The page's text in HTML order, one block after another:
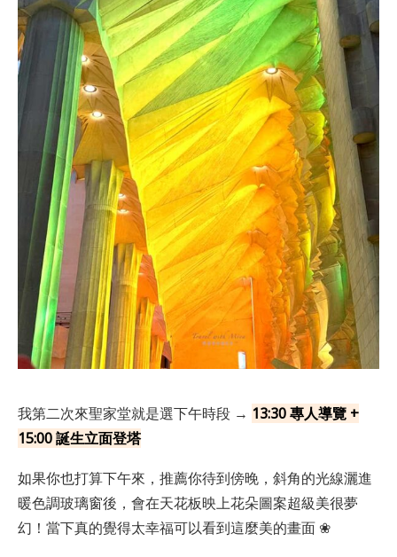
我第二次來聖家堂就是選下午時段 → 13:30 專人導覽 +
15:00 誕生立面登塔
如果你也打算下午來，推薦你待到傍晚，斜角的光線灑進
暖色調玻璃窗後，會在天花板映上花朵圖案超級美很夢
幻！當下真的覺得太幸福可以看到這麼美的畫面 ❀